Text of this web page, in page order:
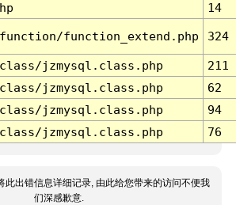
14
function_extend.php 324
jzmysql.class.php
211
jzmysql.class.php
62
jzmysql.class.php
94
jzmysql.class.php 76
此出错信息详细记录, 由此给您带来的访问不便我
们深感歉意.